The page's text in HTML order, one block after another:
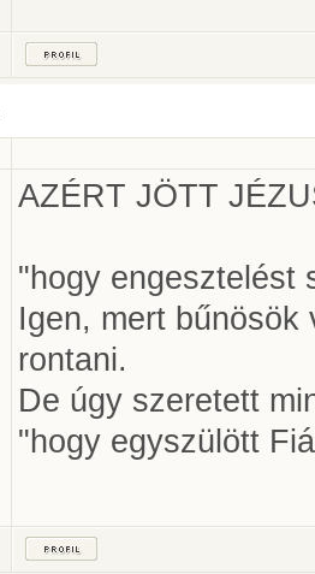
AZÉRT JÖTT
"hogy engesztelést
Igen, mert bűnösök
rontani.
De úgy szeretett
"hogy egyszülött